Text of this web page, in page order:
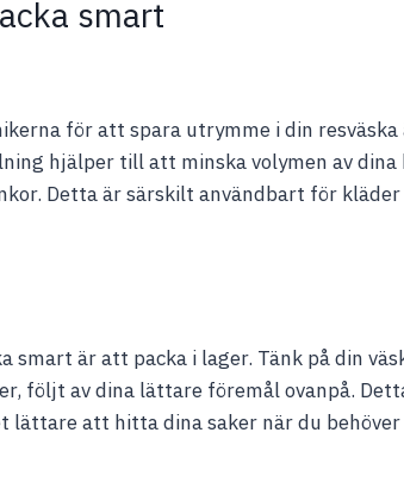
smart
för att spara utrymme i din
hjälper till att minska volymen av dina
Detta är särskilt användbart för
smart är att packa i lager. Tänk på din
följt av dina lättare föremål ovanpå.
lättare att hitta dina saker när du behöver